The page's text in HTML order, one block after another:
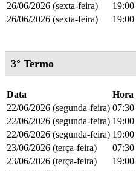
26/06/2026 (sexta-feira)
19:00
26/06/2026 (sexta-feira)
19:00
3° Termo
Data Hora
22/06/2026 (segunda-feira) 07:30
22/06/2026 (segunda-feira) 19:00
22/06/2026 (segunda-feira) 19:00
23/06/2026 (terça-feira)
07:30
23/06/2026 (terça-feira)
19:00